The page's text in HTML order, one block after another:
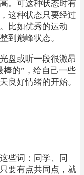
。可这种状态时有
这种状态只要经过
比如优秀的运动
到巅峰状态。
盘或听一段很激昂
棒的”，给自己一些
良好情绪的开始。
些词：同学、同
要有点共同点，就